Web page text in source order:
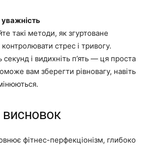
такі методи, як згуртоване
стрес і тривогу.
секунд і видихніть п’ять — ця проста
вам зберегти рівновагу, навіть
фітнес-перфекціонізм, глибоко